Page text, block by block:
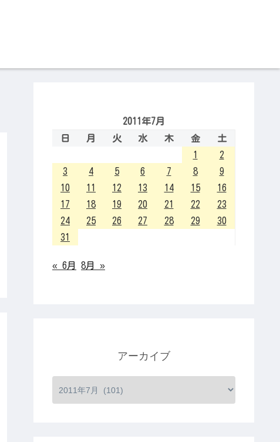
2011年7月
日
月 火 水 木 金
土
1
2
3
4 5 6 7 8
9
10
11 12 13 14 15
16
17
18 19 20 21 22
23
24
25 26 27 28 29
30
31
« 6月 8月 »
アーカイブ